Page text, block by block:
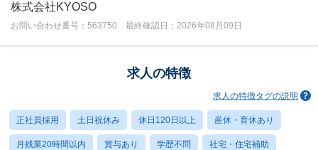
株式会社KYOSO
お問い合わせ番号：563750 最終確認日：2026年08月09日
求人の特徴
求人の特徴タグの説明
正社員採用 土日祝休み 休日120日以上 産休・育休あり
月残業20時間以内 賞与あり 学歴不問 社宅・住宅補助